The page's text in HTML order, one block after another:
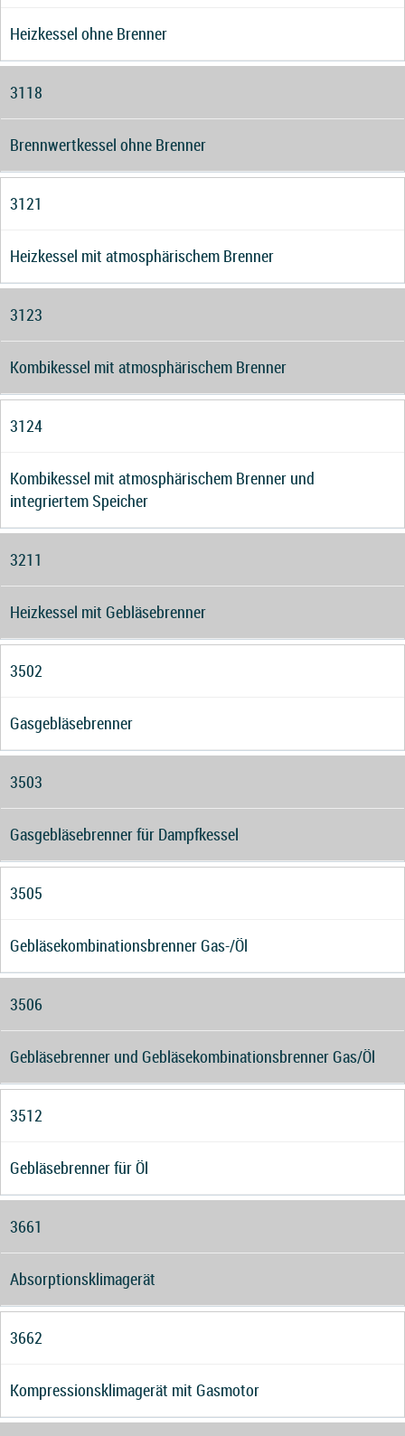
Heizkessel ohne Brenner
3118
Brennwertkessel ohne Brenner
3121
Heizkessel mit atmosphärischem Brenner
3123
Kombikessel mit atmosphärischem Brenner
3124
Kombikessel mit atmosphärischem Brenner und
integriertem Speicher
3211
Heizkessel mit Gebläsebrenner
3502
Gasgebläsebrenner
3503
Gasgebläsebrenner für Dampfkessel
3505
Gebläsekombinationsbrenner Gas-/Öl
3506
Gebläsebrenner und Gebläsekombinationsbrenner Gas/Öl
3512
Gebläsebrenner für Öl
3661
Absorptionsklimagerät
3662
Kompressionsklimagerät mit Gasmotor